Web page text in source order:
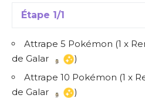
Étape 1/1
Attrape 5 Pokémon (1 x
de Galar
)
Attrape 10 Pokémon (1 x
de Galar
)